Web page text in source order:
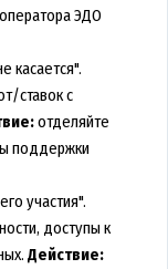
ЭДО
касается".
ставок с
отделяйте
поддержки
участия".
доступы к
Действие: